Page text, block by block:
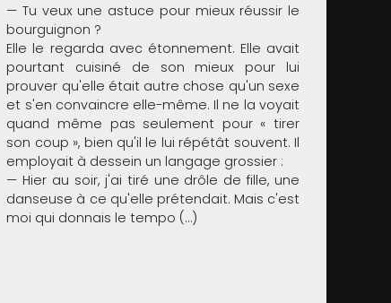
— Tu veux une astuce pour mieux réussir le
bourguignon ?
Elle le regarda avec étonnement. Elle avait
pourtant cuisiné de son mieux pour lui
prouver qu'elle était autre chose qu'un sexe
et s'en convaincre elle-même. Il ne la voyait
quand même pas seulement pour « tirer
son coup », bien qu'il le lui répétât souvent. Il
employait à dessein un langage grossier :
— Hier au soir, j'ai tiré une drôle de fille, une
danseuse à ce qu'elle prétendait. Mais c'est
moi qui donnais le tempo (…)